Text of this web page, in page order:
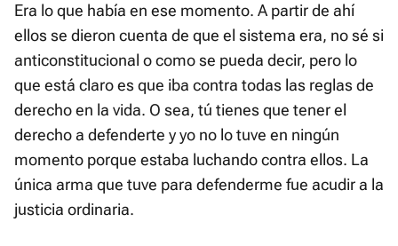
Era lo que había en ese momento. A partir de ahí
ellos se dieron cuenta de que el sistema era, no sé si
anticonstitucional o como se pueda decir, pero lo
que está claro es que iba contra todas las reglas de
derecho en la vida. O sea, tú tienes que tener el
derecho a defenderte y yo no lo tuve en ningún
momento porque estaba luchando contra ellos. La
única arma que tuve para defenderme fue acudir a la
justicia ordinaria.